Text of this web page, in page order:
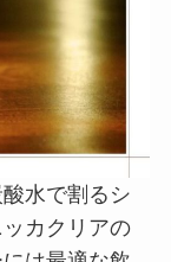
水で割るシ
カクリアの